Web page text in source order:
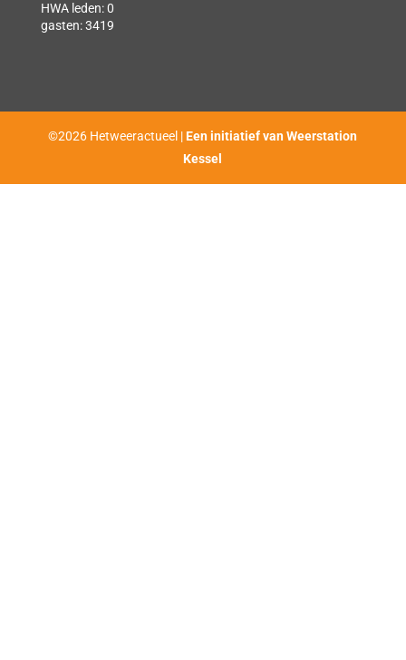
HWA leden: 0
gasten: 3419
©2026 Hetweeractueel |Een initiatief van Weerstation
Kessel